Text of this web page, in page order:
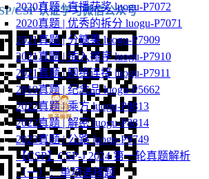
2020真题 | 直播获奖 luogu-P7072
2020真题 | 优秀的拆分 luogu-P7071
2021真题 | 分糖果 luogu-P7909
2021真题 | 插入排序 luogu-P7910
2021真题 | 网络连接 luogu-P7911
2019真题 | 纪念品 luogu-P5662
2022真题 | 乘方 luogu-P8813
2022真题 | 解密 luogu-P8814
2023真题 | 公路 luogu-P9749
【CSP】CSP-J 2024 第一轮真题解析
（一）：单项选择题
CSP 认证学习微信公众号